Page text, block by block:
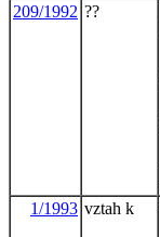
209/1992 ??
1/1993 vztah k